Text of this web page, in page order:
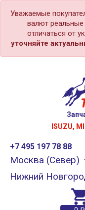
Уважаемые
валют реальные
отличаться от
уточняйте
ISUZU,
+7 495 197 78 88
Москва (Север)
Нижний